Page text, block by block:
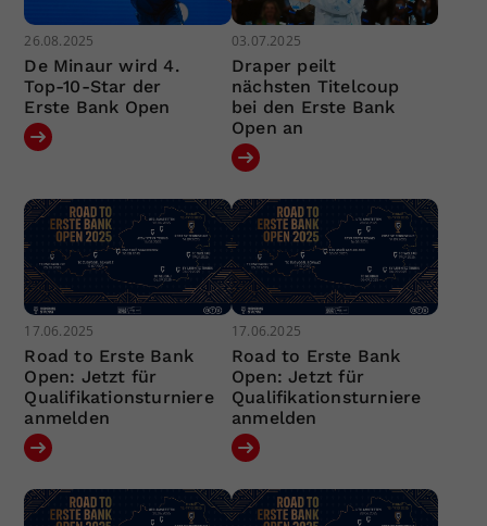
26.08.2025
De Minaur wird 4.
Top-10-Star der
Erste Bank Open
03.07.2025
Draper peilt
nächsten Titelcoup
bei den Erste Bank
Open an
17.06.2025
Road to Erste Bank
Open: Jetzt für
Qualifikationsturniere
anmelden
17.06.2025
Road to Erste Bank
Open: Jetzt für
Qualifikationsturniere
anmelden